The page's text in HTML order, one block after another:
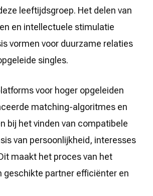
leeftijdsgroep. Het delen van
en intellectuele stimulatie
vormen voor duurzame relaties
singles.
voor hoger opgeleiden
matching-algoritmes en
bij het vinden van compatibele
van persoonlijkheid, interesses
maakt het proces van het
geschikte partner efficiënter en